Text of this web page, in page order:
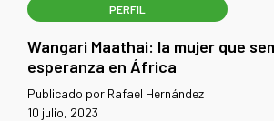
PERFIL
Wangari Maathai: la mujer que
esperanza en África
Publicado por Rafael Hernández
10 julio, 2023